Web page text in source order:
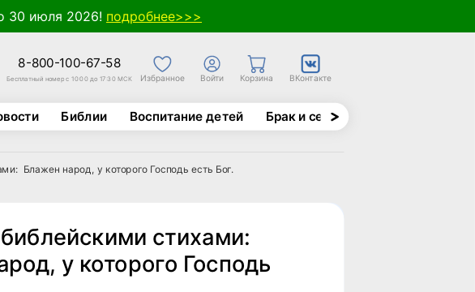
30 июля 2026! подробнее>>>
8-800-100-67-58
Бесплатный номер с 10:00 до 17:30 МСК Избранное Войти Корзина ВКонтакте
Библии Воспитание детей Брак и семья
Блажен народ, у которого Господь есть Бог.
стихами:
у которого Господь